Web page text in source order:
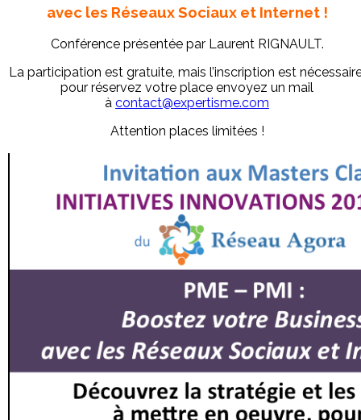
avec les Réseaux Sociaux et Internet !
Conférence présentée par Laurent RIGNAULT.
La participation est gratuite, mais l’inscription est
pour réservez votre place envoyez un mail
à contact@expertisme.com
Attention places limitées !